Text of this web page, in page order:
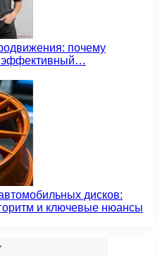
почему
эффективный…
дисков:
и ключевые нюансы